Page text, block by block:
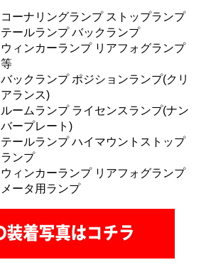
コーナリングランプ ストップランプ
テールランプ バックランプ
ウィンカーランプ リアフォグランプ
等
バックランプ ポジションランプ(クリ
アランス)
ルームランプ ライセンスランプ(ナン
バープレート)
テールランプ ハイマウントストップ
ランプ
ウィンカーランプ リアフォグランプ
メータ用ランプ